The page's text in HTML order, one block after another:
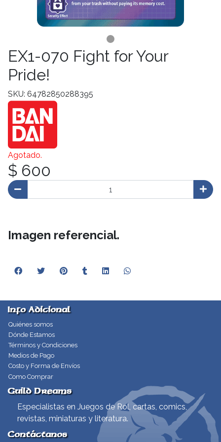
EX1-070 Fight for Your
Pride!
SKU: 64782850288395
Agotado.
$ 600
Imagen referencial.
Info Adicional
Quiénes somos
Dónde Estamos
Términos y Condiciones
Medios de Pago
Costo y Forma de Envíos
Como Comprar
Guild Dreams
Especialistas en Juegos de Rol, cartas, comics,
revistas, miniaturas y literatura.
Contáctanos